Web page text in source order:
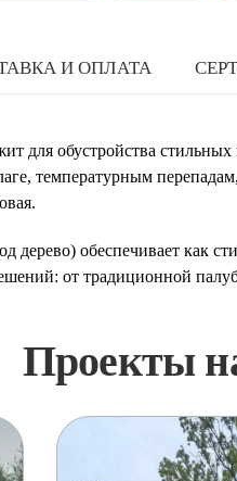
И ОПЛАТА
для обустройства
температурным
дерево) обеспечивает
от традиционной
Проекты